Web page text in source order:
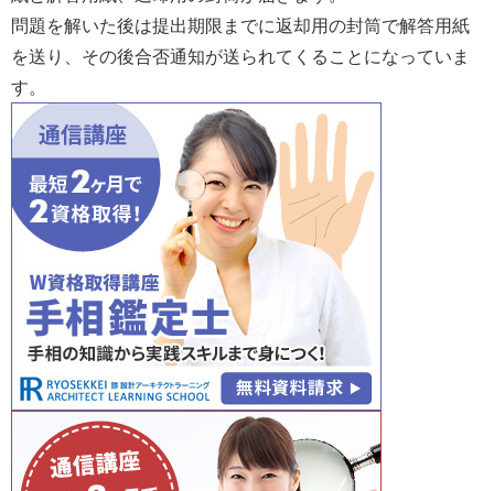
問題を解いた後は提出期限までに返却用の封筒で解答用紙
を送り、その後合否通知が送られてくることになっていま
す。